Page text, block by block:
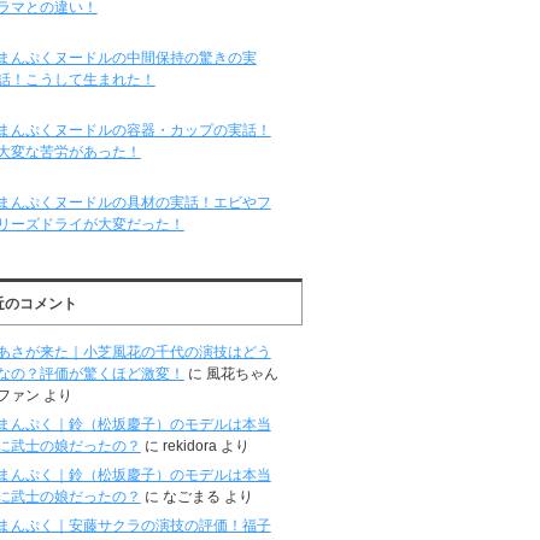
マとの違い！
んぷくヌードルの中間保持の驚きの実
！こうして生まれた！
んぷくヌードルの容器・カップの実話！
変な苦労があった！
んぷくヌードルの具材の実話！エビやフ
ーズドライが大変だった！
のコメント
さが来た｜小芝風花の千代の演技はどう
の？評価が驚くほど激変！
に 風花ちゃん
ァン より
んぷく｜鈴（松坂慶子）のモデルは本当
武士の娘だったの？ に rekidora より
んぷく｜鈴（松坂慶子）のモデルは本当
武士の娘だったの？ に なごまる より
んぷく｜安藤サクラの演技の評価！福子